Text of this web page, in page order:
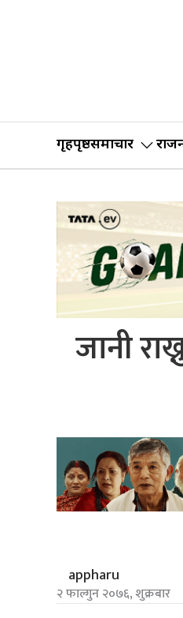
गृहपृष्ठसमाचार
जानी
appharu
२ फाल्गुन २०७६, शुक्रबार